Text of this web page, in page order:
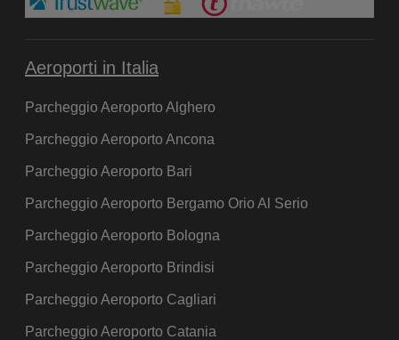
Aeroporti in Italia
Parcheggio Aeroporto Alghero
Parcheggio Aeroporto Ancona
Parcheggio Aeroporto Bari
Parcheggio Aeroporto Bergamo Orio Al Serio
Parcheggio Aeroporto Bologna
Parcheggio Aeroporto Brindisi
Parcheggio Aeroporto Cagliari
Parcheggio Aeroporto Catania